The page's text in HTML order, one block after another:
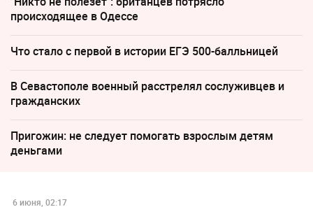
происходящее в Одессе
Что стало с первой в истории ЕГЭ 500-балльницей
В Севастополе военный расстрелял сослуживцев и
гражданских
Пригожин: не следует помогать взрослым детям
деньгами
6 июня, 02:17